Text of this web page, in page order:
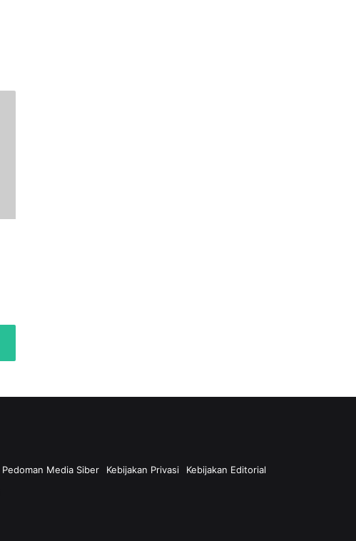
Pedoman Media Siber Kebijakan Privasi
Kebijakan Editorial